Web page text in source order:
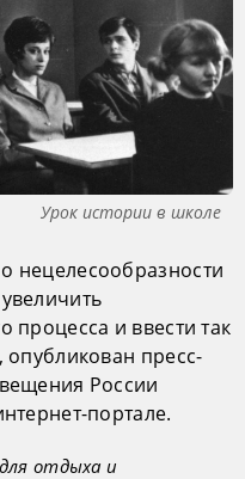
Урок истории в школе
нецелесообразности
процесса и ввести так
пресс-
России
портале.
отдыха и